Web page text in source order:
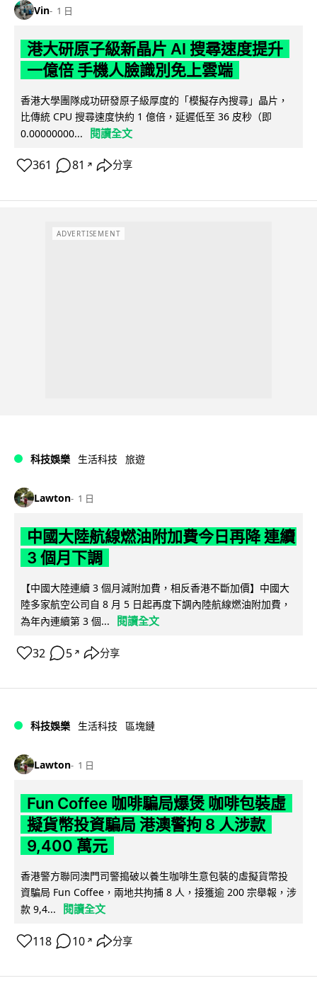
Vin 1 日
港大研原子級新晶片 AI 搜尋速度提升
一億倍 手機人臉識別免上雲端
香港大學團隊成功研發原子級厚度的「模擬存內搜尋」晶片，
比傳統 CPU 搜尋速度快約 1 億倍，延遲低至 36 皮秒（即
0.00000000...
閱讀全文
361 81 ↗ 分享
ADVERTISEMENT
科技娛樂 生活科技 旅遊
Lawton 1 日
中國大陸航線燃油附加費今日再降 連續
3 個月下調
【中國大陸連續 3 個月減附加費，相反香港不斷加價】中國大
陸多家航空公司自 8 月 5 日起再度下調內陸航線燃油附加費，
為年內連續第 3 個...
閱讀全文
32 5 ↗ 分享
科技娛樂 生活科技 區塊鏈
Lawton 1 日
Fun Coffee 咖啡騙局爆煲 咖啡包裝虛
擬貨幣投資騙局 港澳警拘 8 人涉款
9,400 萬元
香港警方聯同澳門司警搗破以養生咖啡生意包裝的虛擬貨幣投
資騙局 Fun Coffee，兩地共拘捕 8 人，接獲逾 200 宗舉報，涉
款 9,4...
閱讀全文
118 10 ↗ 分享